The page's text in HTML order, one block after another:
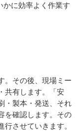
かに効率よく作業す
。その後、現場ミー
共有します。「安
・製本・発送、それ
を確認します。その
させていきます。